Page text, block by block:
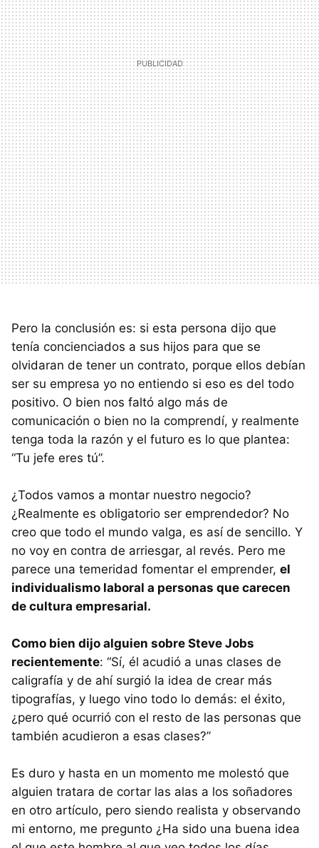
Pero la conclusión es: si esta persona dijo que
tenía concienciados a sus hijos para que se
olvidaran de tener un contrato, porque ellos debían
ser su empresa yo no entiendo si eso es del todo
positivo. O bien nos faltó algo más de
comunicación o bien no la comprendí, y realmente
tenga toda la razón y el futuro es lo que plantea:
“Tu jefe eres tú”.
¿Todos vamos a montar nuestro negocio?
¿Realmente es obligatorio ser emprendedor? No
creo que todo el mundo valga, es así de sencillo. Y
no voy en contra de arriesgar, al revés. Pero me
parece una temeridad fomentar el emprender, el
individualismo laboral a personas que carecen
de cultura empresarial.
Como bien dijo alguien sobre Steve Jobs
recientemente: “Sí, él acudió a unas clases de
caligrafía y de ahí surgió la idea de crear más
tipografías, y luego vino todo lo demás: el éxito,
¿pero qué ocurrió con el resto de las personas que
también acudieron a esas clases?”
Es duro y hasta en un momento me molestó que
alguien tratara de cortar las alas a los soñadores
en otro artículo, pero siendo realista y observando
mi entorno, me pregunto ¿Ha sido una buena idea